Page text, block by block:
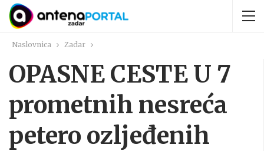
Naslovnica Zadar
OPASNE CESTE U 7
prometnih nesreća
petero ozljeđenih